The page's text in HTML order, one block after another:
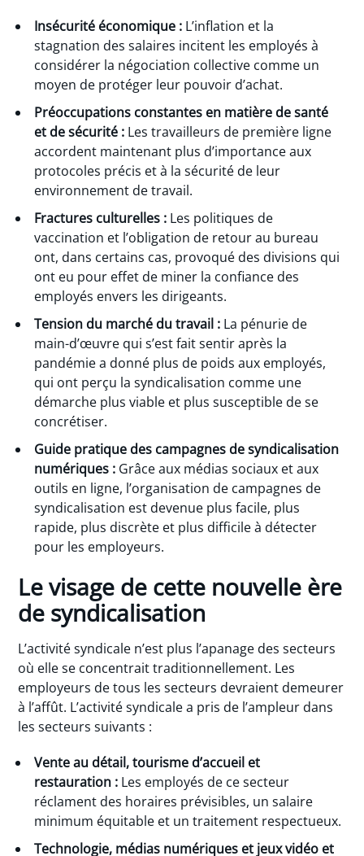
Insécurité économique : L’inflation et la
stagnation des salaires incitent les employés à
considérer la négociation collective comme un
moyen de protéger leur pouvoir d’achat.
Préoccupations constantes en matière de santé
et de sécurité : Les travailleurs de première ligne
accordent maintenant plus d’importance aux
protocoles précis et à la sécurité de leur
environnement de travail.
Fractures culturelles : Les politiques de
vaccination et l’obligation de retour au bureau
ont, dans certains cas, provoqué des divisions qui
ont eu pour effet de miner la confiance des
employés envers les dirigeants.
Tension du marché du travail : La pénurie de
main-d’œuvre qui s’est fait sentir après la
pandémie a donné plus de poids aux employés,
qui ont perçu la syndicalisation comme une
démarche plus viable et plus susceptible de se
concrétiser.
Guide pratique des campagnes de syndicalisation
numériques : Grâce aux médias sociaux et aux
outils en ligne, l’organisation de campagnes de
syndicalisation est devenue plus facile, plus
rapide, plus discrète et plus difficile à détecter
pour les employeurs.
Le visage de cette nouvelle ère
de syndicalisation
L’activité syndicale n’est plus l’apanage des secteurs
où elle se concentrait traditionnellement. Les
employeurs de tous les secteurs devraient demeurer
à l’affût. L’activité syndicale a pris de l’ampleur dans
les secteurs suivants :
Vente au détail, tourisme d’accueil et
restauration : Les employés de ce secteur
réclament des horaires prévisibles, un salaire
minimum équitable et un traitement respectueux.
Technologie, médias numériques et jeux vidéo et